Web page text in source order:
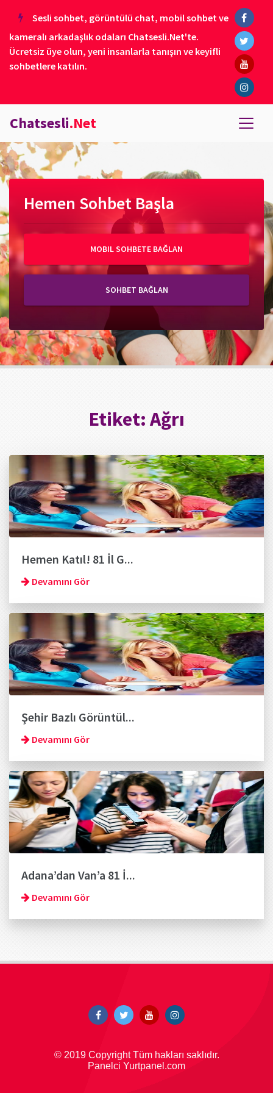
Sesli sohbet, görüntülü chat, mobil sohbet ve
kameralı arkadaşlık odaları Chatsesli.Net'te.
Ücretsiz üye olun, yeni insanlarla tanışın ve keyifli
sohbetlere katılın.
Chatsesli.Net
Hemen Sohbet Başla
MOBIL SOHBETE BAĞLAN
SOHBET BAĞLAN
Etiket: Ağrı
Hemen Katıl! 81 İl G...
Devamını Gör
Şehir Bazlı Görüntül...
Devamını Gör
Adana’dan Van’a 81 İ...
Devamını Gör
© 2019 Copyright Tüm hakları saklıdır.
Panelci Yurtpanel.com